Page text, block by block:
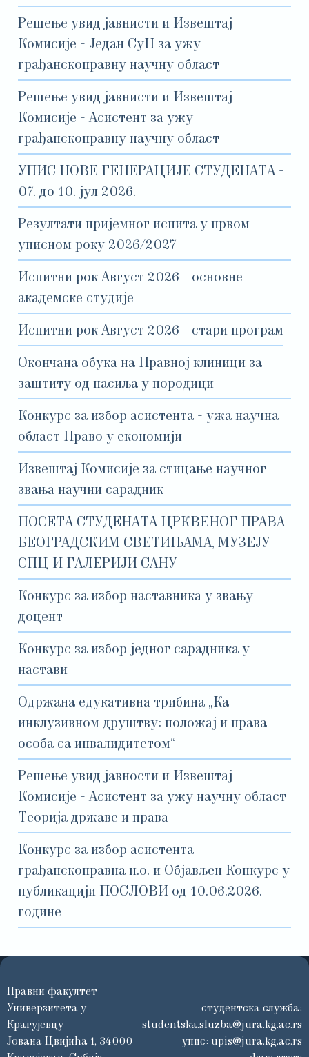
Решење увид јавнисти и Извештај
Комисије - Један СуН за ужу
грађанскоправну научну област
Решење увид јавнисти и Извештај
Комисије - Асистент за ужу
грађанскоправну научну област
УПИС НОВЕ ГЕНЕРАЦИЈЕ СТУДЕНАТА -
07. до 10. јул 2026.
Резултати пријемног испита у првом
уписном року 2026/2027
Испитни рок Август 2026 - основне
академске студије
Испитни рок Август 2026 - стари програм
Окончана обука на Правној клиници за
заштиту од насиља у породици
Конкурс за избор асистента - ужа научна
област Право у економији
Извештај Комисије за стицање научног
звања научни сарадник
ПОСЕТА СТУДЕНАТА ЦРКВЕНОГ ПРАВА
БЕОГРАДСКИМ СВЕТИЊАМА, МУЗЕЈУ
СПЦ И ГАЛЕРИЈИ САНУ
Конкурс за избор наставника у звању
доцент
Конкурс за избор једног сарадника у
настави
Одржана едукативна трибина „Ка
инклузивном друштву: положај и права
особа са инвалидитетом“
Решење увид јавности и Извештај
Комисије - Асистент за ужу научну област
Теорија државе и права
Конкурс за избор асистента
грађанскоправна н.о. и Објављен Конкурс у
публикацији ПОСЛОВИ од 10.06.2026.
године
Правни факултет
Универзитета у
Крагујевцу
Јована Цвијића 1, 34000
студентска служба:
studentska.sluzba@jura.kg.ac.rs
упис: upis@jura.kg.ac.rs